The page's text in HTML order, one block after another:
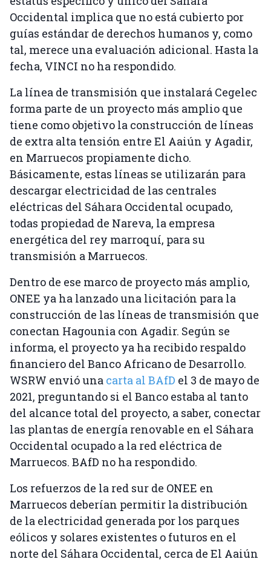
Occidental implica que no está cubierto por
guías estándar de derechos humanos y, como
tal, merece una evaluación adicional. Hasta la
fecha, VINCI no ha respondido.
La línea de transmisión que instalará Cegelec
forma parte de un proyecto más amplio que
tiene como objetivo la construcción de líneas
de extra alta tensión entre El Aaiún y Agadir,
en Marruecos propiamente dicho.
Básicamente, estas líneas se utilizarán para
descargar electricidad de las centrales
eléctricas del Sáhara Occidental ocupado,
todas propiedad de Nareva, la empresa
energética del rey marroquí, para su
transmisión a Marruecos.
Dentro de ese marco de proyecto más amplio,
ONEE ya ha lanzado una licitación para la
construcción de las líneas de transmisión que
conectan Hagounia con Agadir. Según se
informa, el proyecto ya ha recibido respaldo
financiero del Banco Africano de Desarrollo.
WSRW envió una carta al BAfD el 3 de mayo de
2021, preguntando si el Banco estaba al tanto
del alcance total del proyecto, a saber, conectar
las plantas de energía renovable en el Sáhara
Occidental ocupado a la red eléctrica de
Marruecos. BAfD no ha respondido.
Los refuerzos de la red sur de ONEE en
Marruecos deberían permitir la distribución
de la electricidad generada por los parques
eólicos y solares existentes o futuros en el
norte del Sáhara Occidental, cerca de El Aaiún